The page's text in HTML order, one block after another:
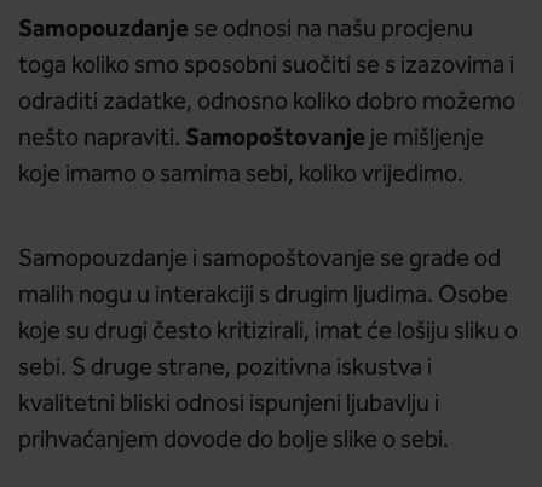
Samopouzdanje se odnosi na našu procjenu
toga koliko smo sposobni suočiti se s izazovima i
odraditi zadatke, odnosno koliko dobro možemo
nešto napraviti. Samopoštovanje je mišljenje
koje imamo o samima sebi, koliko vrijedimo.
Samopouzdanje i samopoštovanje se grade od
malih nogu u interakciji s drugim ljudima. Osobe
koje su drugi često kritizirali, imat će lošiju sliku o
sebi. S druge strane, pozitivna iskustva i
kvalitetni bliski odnosi ispunjeni ljubavlju i
prihvaćanjem dovode do bolje slike o sebi.